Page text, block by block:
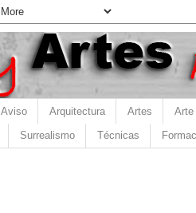
Aviso Arquitectura Artes Arte
Surrealismo Técnicas